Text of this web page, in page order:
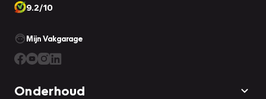
9.2/10
Mijn Vakgarage
Onderhoud